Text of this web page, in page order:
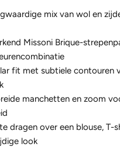
mix van wol en
Missoni Brique-
fit met subtiele contouren
manchetten en zoom
dragen over een blouse, T-
look